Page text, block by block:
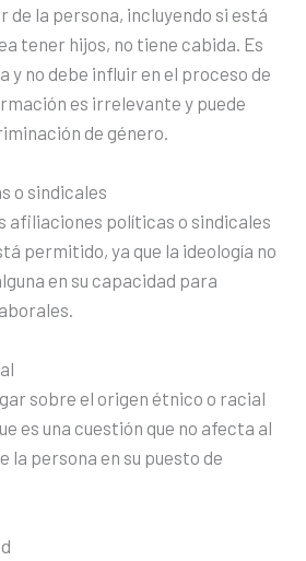
de la persona, incluyendo si está
tener hijos, no tiene cabida. Es
y no debe influir en el proceso de
es irrelevante y puede
de género.
o sindicales
afiliaciones políticas o sindicales
permitido, ya que la ideología no
en su capacidad para
sobre el origen étnico o racial
es una cuestión que no afecta al
la persona en su puesto de